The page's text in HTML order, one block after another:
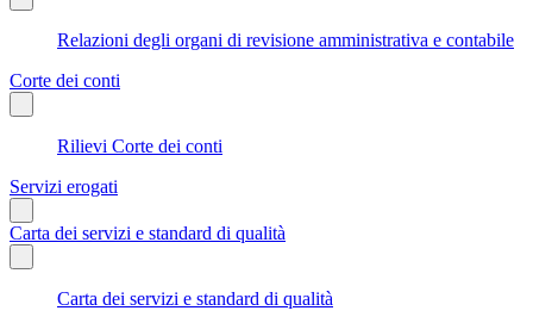
Relazioni degli organi di revisione amministrativa e contabile
Corte dei conti
Rilievi Corte dei conti
Servizi erogati
Carta dei servizi e standard di qualità
Carta dei servizi e standard di qualità